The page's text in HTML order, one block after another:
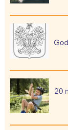
20